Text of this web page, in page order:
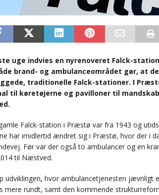
uge indvies en nyrenoveret Falck-
brand- og ambulanceområdet gør, at
traditionelle Falck-stationer. I
til køretøjerne og pavilloner til
Falck-station i Præstø var fra 1943 og
har imidlertid ændret sig i Præstø, hvor der i
Før var der også to ambulancer og en
til Næstved.
udviklingen, hvor ambulancetjenesten jævnligt
mere rundt, samt den kommende